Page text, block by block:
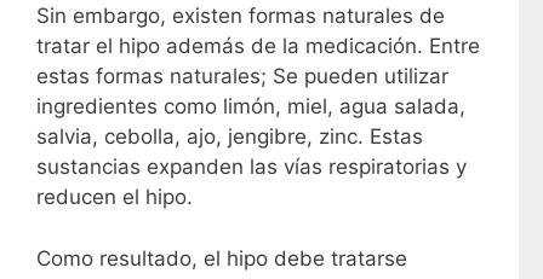
Sin embargo, existen formas naturales de
tratar el hipo además de la medicación. Entre
estas formas naturales; Se pueden utilizar
ingredientes como limón, miel, agua salada,
salvia, cebolla, ajo, jengibre, zinc. Estas
sustancias expanden las vías respiratorias y
reducen el hipo.
Como resultado, el hipo debe tratarse